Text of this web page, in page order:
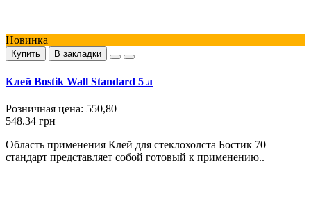
Новинка
Купить В закладки
Клей Bostik Wall Standard 5 л
Розничная цена: 550,80
548.34 грн
Область применения Клей для стеклохолста Бостик 70
стандарт представляет собой готовый к применению..